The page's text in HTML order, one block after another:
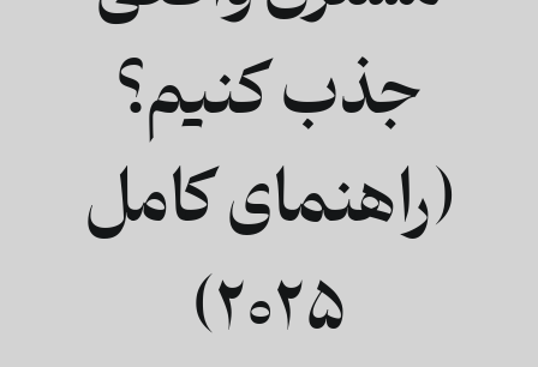
جذب کنیم؟
(راهنمای کامل
۲۰۲۵)